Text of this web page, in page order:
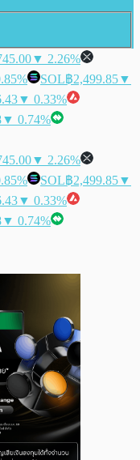
▼ 2.26%
SOL฿2,499.85▼
▼ 0.33%
▼ 0.74%
▼ 2.26%
SOL฿2,499.85▼
▼ 0.33%
▼ 0.74%